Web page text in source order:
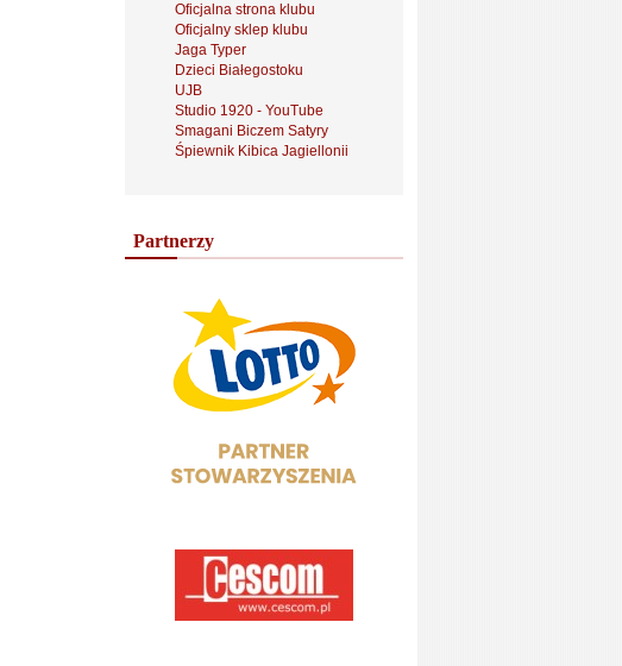
Oficjalna strona klubu
Oficjalny sklep klubu
Jaga Typer
Dzieci Białegostoku
UJB
Studio 1920 - YouTube
Smagani Biczem Satyry
Śpiewnik Kibica Jagiellonii
Partnerzy